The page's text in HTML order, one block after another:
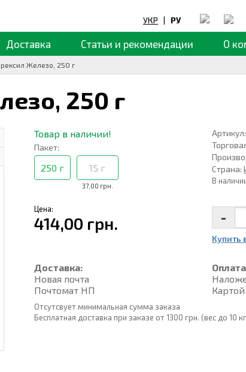
УКР | РУ
Доставка Статьи и рекомендации О
Железо, 250 г
250 г
Товар в наличии!
Пакет:
250 г
37,00 грн.
15 г
Страна:
В
Цена:
414,00 грн. -
Купить
Доставка:
Новая почта
Почтомат НП
Отсутсвует минимальная сумма заказа
Бесплатная доставка при заказе от 1300 грн. (вес до 10